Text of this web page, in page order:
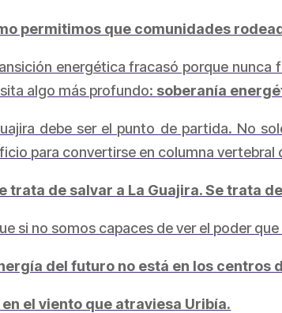
permitimos que comunidades
energética fracasó porque nunca
algo más profundo: soberanía
debe ser el punto de partida. No
para convertirse en columna vertebral
trata de salvar a La Guajira. Se trata
si no somos capaces de ver el poder
del futuro no está en los centros
en el viento que atraviesa Uribía.